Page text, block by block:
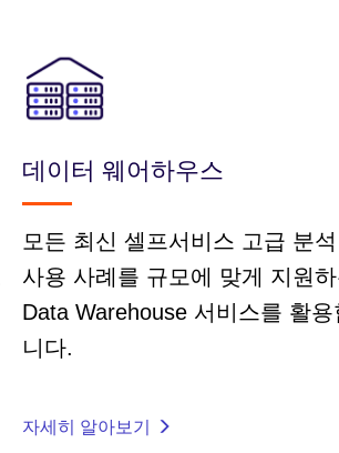
데이터 웨어하우스
모든 최신 셀프서비스 고급 분석
사용 사례를 규모에 맞게 지원
Data Warehouse 서비스를 활용
니다.
자세히 알아보기